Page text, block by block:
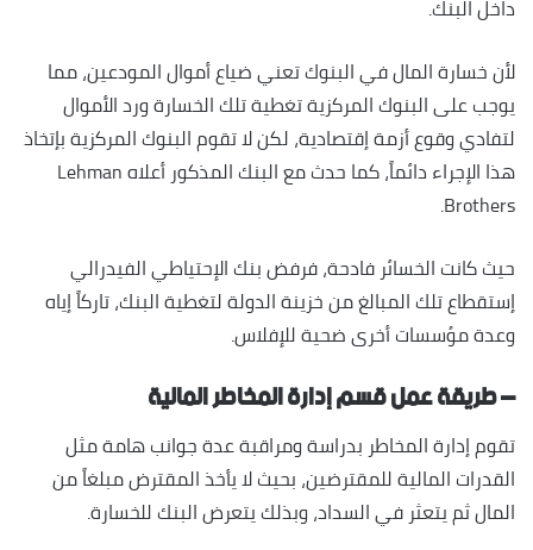
داخل البنك.
لأن خسارة المال في البنوك تعني ضياع أموال المودعين، مما
يوجب على البنوك المركزية تغطية تلك الخسارة ورد الأموال
لتفادي وقوع أزمة إقتصادية، لكن لا تقوم البنوك المركزية بإتخاذ
هذا الإجراء دائماً، كما حدث مع البنك المذكور أعلاه Lehman
Brothers.
حيث كانت الخسائر فادحة، فرفض بنك الإحتياطي الفيدرالي
إستقطاع تلك المبالغ من خزينة الدولة لتغطية البنك، تاركاً إياه
وعدة مؤسسات أخرى ضحية للإفلاس.
– طريقة عمل قسم إدارة المخاطر المالية
تقوم إدارة المخاطر بدراسة ومراقبة عدة جوانب هامة مثل
القدرات المالية للمقترضين، بحيث لا يأخذ المقترض مبلغاً من
المال ثم يتعثر في السداد، وبذلك يتعرض البنك للخسارة.